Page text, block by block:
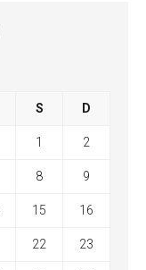
S D
1 2
8 9
15 16
22 23